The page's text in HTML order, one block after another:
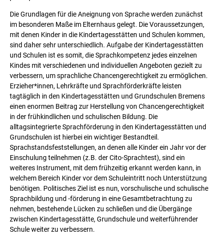
Die Grundlagen für die Aneignung von Sprache werden zunächst
im besonderen Maße im Elternhaus gelegt. Die Voraussetzungen,
mit denen Kinder in die Kindertagesstätten und Schulen kommen,
sind daher sehr unterschiedlich. Aufgabe der Kindertagesstätten
und Schulen ist es somit, die Sprachkompetenz jedes einzelnen
Kindes mit verschiedenen und individuellen Angeboten gezielt zu
verbessern, um sprachliche Chancengerechtigkeit zu ermöglichen.
Erzieher*innen, Lehrkräfte und Sprachförderkräfte leisten
tagtäglich in den Kindertagesstätten und Grundschulen Bremens
einen enormen Beitrag zur Herstellung von Chancengerechtigkeit
in der frühkindlichen und schulischen Bildung. Die
alltagsintegrierte Sprachförderung in den Kindertagesstätten und
Grundschulen ist hierbei ein wichtiger Bestandteil.
Sprachstandsfeststellungen, an denen alle Kinder ein Jahr vor der
Einschulung teilnehmen (z.B. der Cito-Sprachtest), sind ein
weiteres Instrument, mit dem frühzeitig erkannt werden kann, in
welchem Bereich Kinder vor dem Schuleintritt noch Unterstützung
benötigen. Politisches Ziel ist es nun, vorschulische und schulische
Sprachbildung und -förderung in eine Gesamtbetrachtung zu
nehmen, bestehende Lücken zu schließen und die Übergänge
zwischen Kindertagesstätte, Grundschule und weiterführender
Schule weiter zu verbessern.